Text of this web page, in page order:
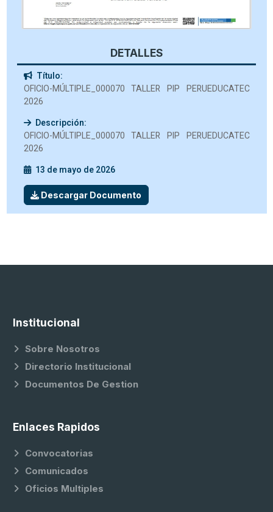
DETALLES
Título:
OFICIO-MÚLTIPLE_000070 TALLER PIP PERUEDUCATEC
2026
Descripción:
OFICIO-MÚLTIPLE_000070 TALLER PIP PERUEDUCATEC
2026
13 de mayo de 2026
Descargar Documento
Institucional
Sobre Nosotros
Directorio Institucional
Documentos De Gestion
Enlaces Rapidos
Convocatorias
Comunicados
Oficios Multiples